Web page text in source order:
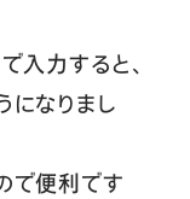
入力すると、
になりまし
で便利です